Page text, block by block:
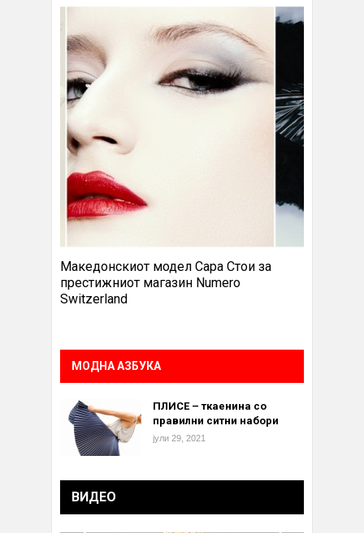
Македонскиот модел Сара Стои за
престижниот магазин Numero
Switzerland
МОДНА АЗБУКА
ПЛИСЕ – ткаенина со
правилни ситни набори
јули 29, 2021
ВИДЕО